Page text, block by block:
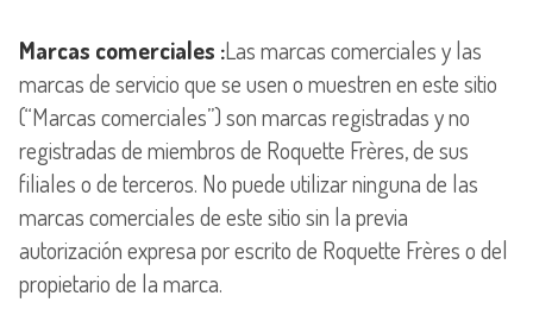
Marcas comerciales :Las marcas comerciales y las
marcas de servicio que se usen o muestren en este sitio
(“Marcas comerciales”) son marcas registradas y no
registradas de miembros de Roquette Frères, de sus
filiales o de terceros. No puede utilizar ninguna de las
marcas comerciales de este sitio sin la previa
autorización expresa por escrito de Roquette Frères o del
propietario de la marca.